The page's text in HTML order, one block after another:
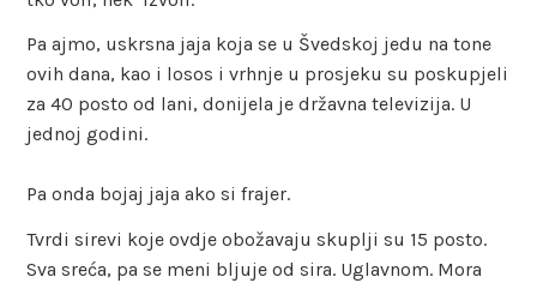
Pa ajmo, uskrsna jaja koja se u Švedskoj jedu na tone
ovih dana, kao i losos i vrhnje u prosjeku su poskupjeli
za 40 posto od lani, donijela je državna televizija. U
jednoj godini.
Pa onda bojaj jaja ako si frajer.
Tvrdi sirevi koje ovdje obožavaju skuplji su 15 posto.
Sva sreća, pa se meni bljuje od sira. Uglavnom. Mora